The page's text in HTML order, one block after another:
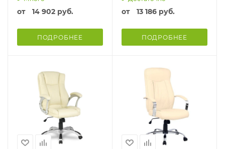
от 14 902 руб.
ПОДРОБНЕЕ
от 13 186 руб.
ПОДРОБНЕЕ